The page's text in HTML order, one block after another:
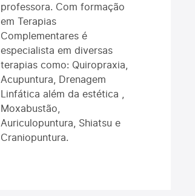
professora. Com formação
em Terapias
Complementares é
especialista em diversas
terapias como: Quiropraxia,
Acupuntura, Drenagem
Linfática além da estética ,
Moxabustão,
Auriculopuntura, Shiatsu e
Craniopuntura.